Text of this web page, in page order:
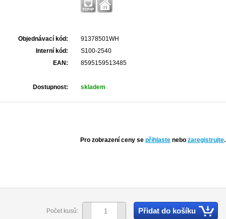
Objednávací kód:
91378501WH
Interní kód:
S100-2540
EAN:
8595159513485
Dostupnost: skladem
Pro zobrazení ceny se přihlaste nebo zaregistrujte.
Počet kusů: Přidat do košíku